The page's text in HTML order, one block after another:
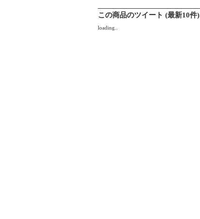
この商品のツイート (最新10件)
loading..